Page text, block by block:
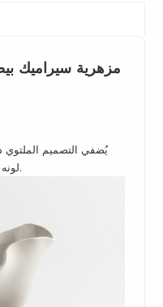
مزهرية سيراميك
يُضفي التصميم الملتوي
لونه الأبيض غير اللامع فيمنحه ملمسًا أنيقًا.